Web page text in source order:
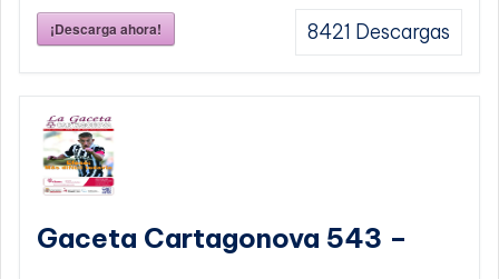
¡Descarga ahora! 8421 Descargas
Gaceta Cartagonova 543 –